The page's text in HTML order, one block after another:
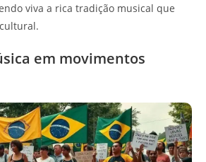
viva a rica tradição musical que
em movimentos